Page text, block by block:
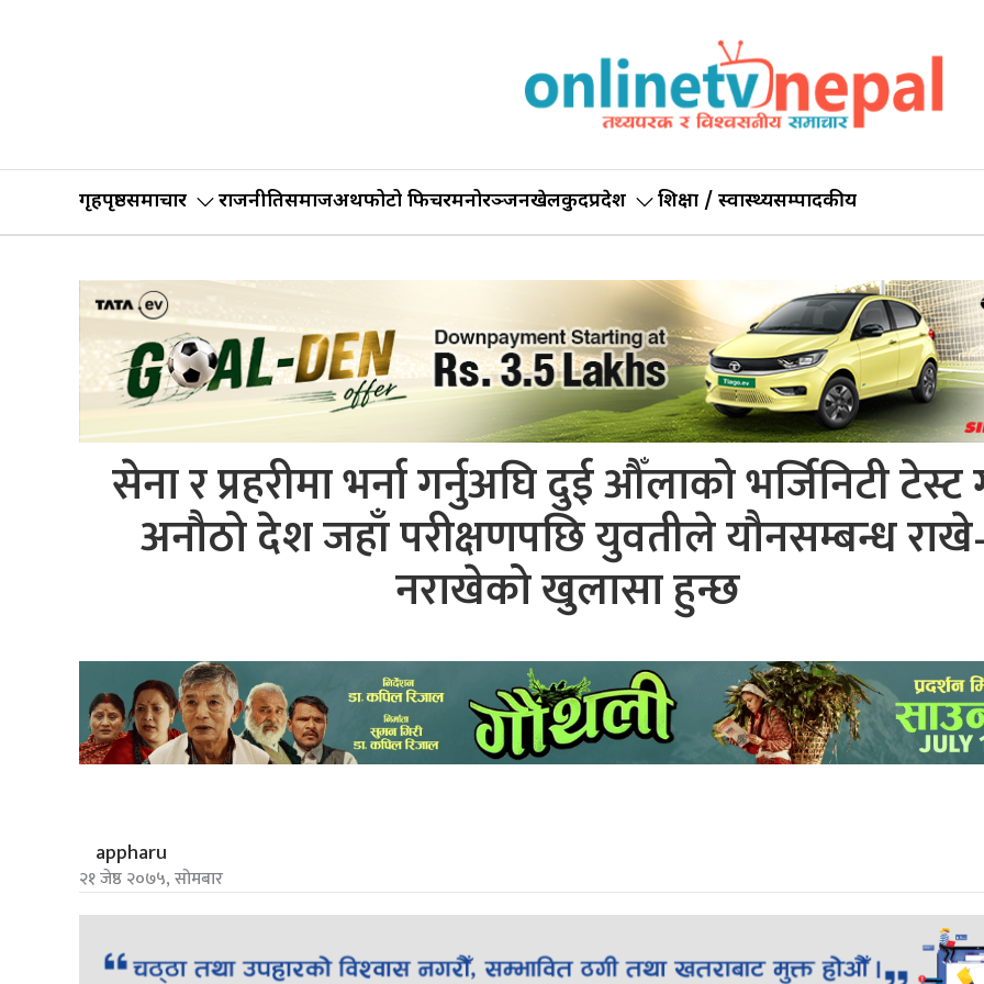
गृहपृष्ठसमाचार राजनीतिसमाजअर्थफोटो फिचरमनोरञ्जनखेलकुदप्रदेश शिक्षा / स्वास्थ्यसम्पादकीय
सेना र प्रहरीमा भर्ना गर्नुअघि दुई औँलाको भर्जिनिटी टेस्ट
अनौठो देश जहाँ परीक्षणपछि युवतीले यौनसम्बन्ध
नराखेको खुलासा हुन्छ
appharu
२१ जेष्ठ २०७५, सोमबार